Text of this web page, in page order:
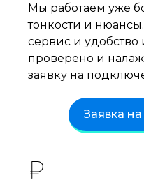
Мы работаем уже
тонкости и
сервис и удобство
проверено и
заявку на
Заявка